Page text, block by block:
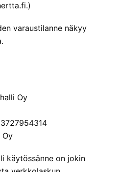
varaustilanne näkyy
Oy
Oy
käytössänne on jokin